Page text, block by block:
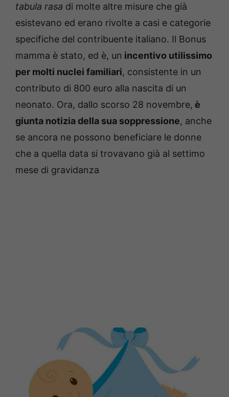
tabula rasa di molte altre misure che già
esistevano ed erano rivolte a casi e categorie
specifiche del contribuente italiano. Il Bonus
mamma è stato, ed è, un incentivo utilissimo
per molti nuclei familiari, consistente in un
contributo di 800 euro alla nascita di un
neonato. Ora, dallo scorso 28 novembre, è
giunta notizia della sua soppressione, anche
se ancora ne possono beneficiare le donne
che a quella data si trovavano già al settimo
mese di gravidanza